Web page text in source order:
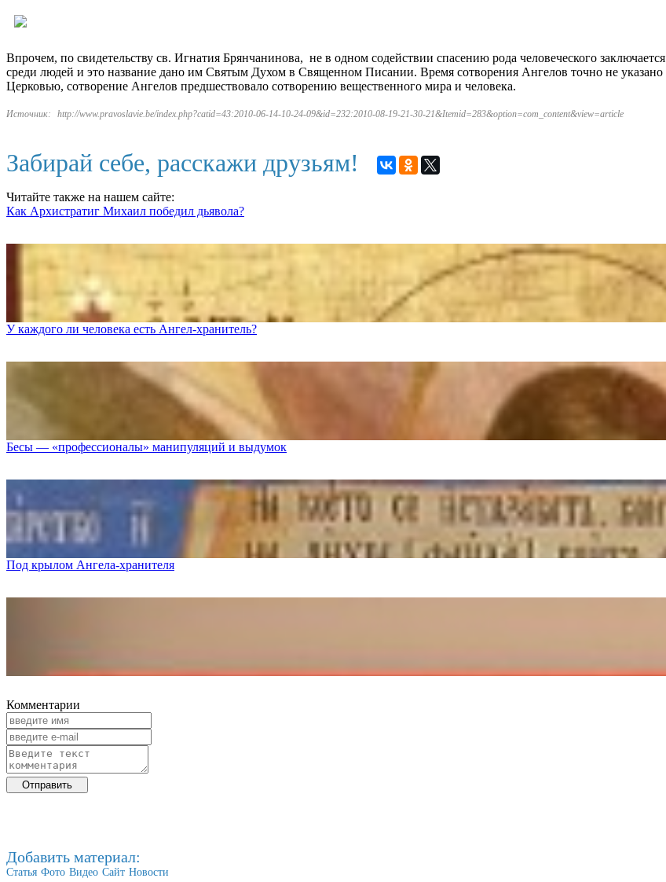
Впрочем, по свидетельству св. Игнатия Брянчанинова, не в одном содействии спасению рода человеческого
среди людей и это название дано им Святым Духом в Священном Писании. Время сотворения Ангелов точно не
Церковью, сотворение Ангелов предшествовало сотворению вещественного мира и человека.
Источник: http://www.pravoslavie.be/index.php?catid=43:2010-06-14-10-24-09&id=232:2010-08-19-21-30-21&Itemid=283&option=com_content&view=article
Забирай себе, расскажи друзьям!
Читайте также на нашем сайте:
Как Архистратиг Михаил победил дьявола?
У каждого ли человека есть Ангел-хранитель?
Бесы — «профессионалы» манипуляций и выдумок
Под крылом Ангела-хранителя
Комментарии
Добавить материал:
Статья Фото Видео Сайт Новости